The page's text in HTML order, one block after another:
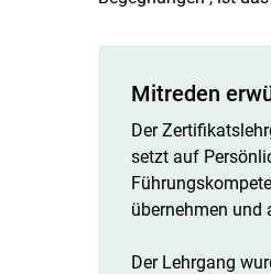
Mitreden
Der
setzt auf
übernehmen und
Der Lehrgang